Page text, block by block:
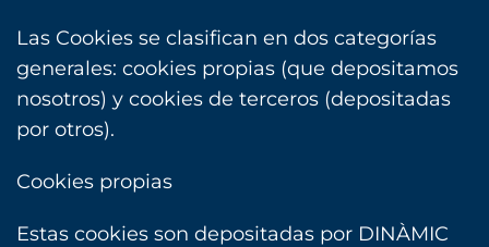
Las Cookies se clasifican en dos categorías
generales: cookies propias (que depositamos
nosotros) y cookies de terceros (depositadas
por otros).
Cookies propias
Estas cookies son depositadas por DINÀMIC